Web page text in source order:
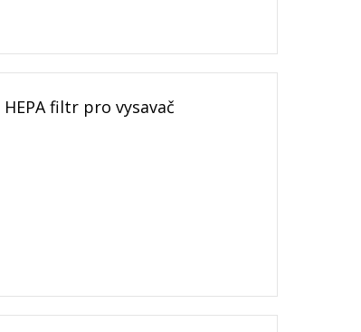
HEPA filtr pro vysavač